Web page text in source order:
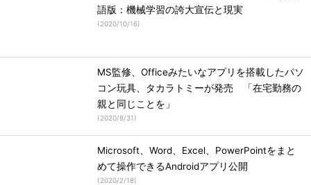
語版：機械学習の誇大宣伝と現実
(2020/10/16)
MS監修、Officeみたいなアプリを搭載したパソ
コン玩具、タカラトミーが発売 「在宅勤務の
親と同じことを」
(2020/8/31)
Microsoft、Word、Excel、PowerPointをまと
めて操作できるAndroidアプリ公開
(2020/2/18)